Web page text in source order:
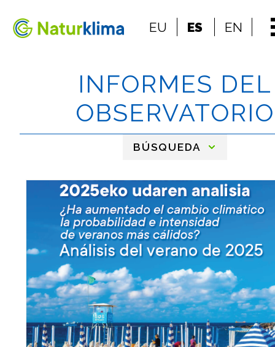
Ir a los contenidos
EU ES EN
INFORMES DEL
OBSERVATORIO
BÚSQUEDA